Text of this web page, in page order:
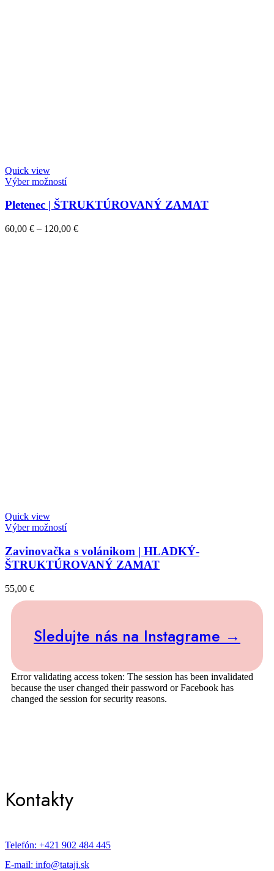
Quick view
Výber možností
Pletenec | ŠTRUKTÚROVANÝ ZAMAT
60,00 € – 120,00 €
Quick view
Výber možností
Zavinovačka s volánikom | HLADKÝ-
ŠTRUKTÚROVANÝ ZAMAT
55,00 €
Sledujte nás na Instagrame →
Error validating access token: The session has been invalidated
because the user changed their password or Facebook has
changed the session for security reasons.
Kontakty
Telefón: +421 902 484 445
E-mail: info@tataji.sk